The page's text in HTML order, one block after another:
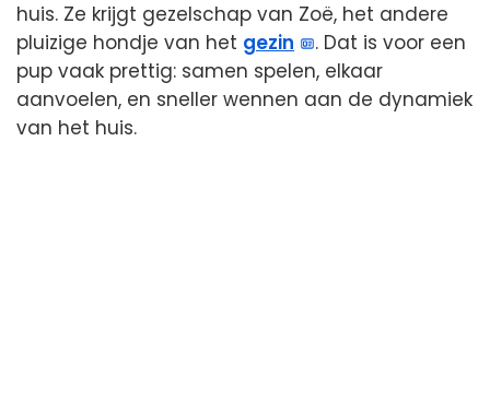
huis. Ze krijgt gezelschap van Zoë, het andere
pluizige hondje van het gezin
. Dat is voor een
pup vaak prettig: samen spelen, elkaar
aanvoelen, en sneller wennen aan de dynamiek
van het huis.